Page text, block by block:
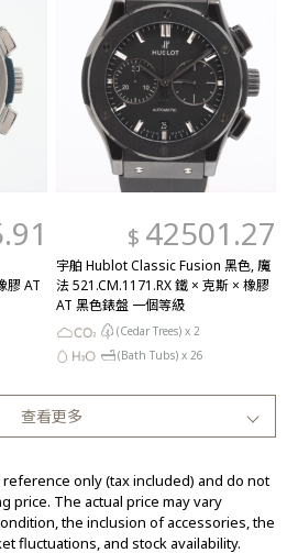
膠 AT
$ 42501.27
宇舶 Hublot Classic Fusion 黑色, 魔
法 521.CM.1171.RX 鐵 × 克斯 × 橡膠
AT 黑色錶盤 一個等級
(Cedar Trees) x 2
(Bath Tubs) x 26
查看更多
only (tax included) and do not
price. The actual price may vary
the inclusion of accessories, the
fluctuations, and stock availability.